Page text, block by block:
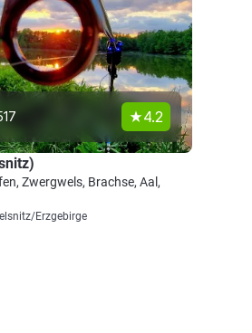
4.2
Zwergwels, Brachse, Aal,
Erzgebirge